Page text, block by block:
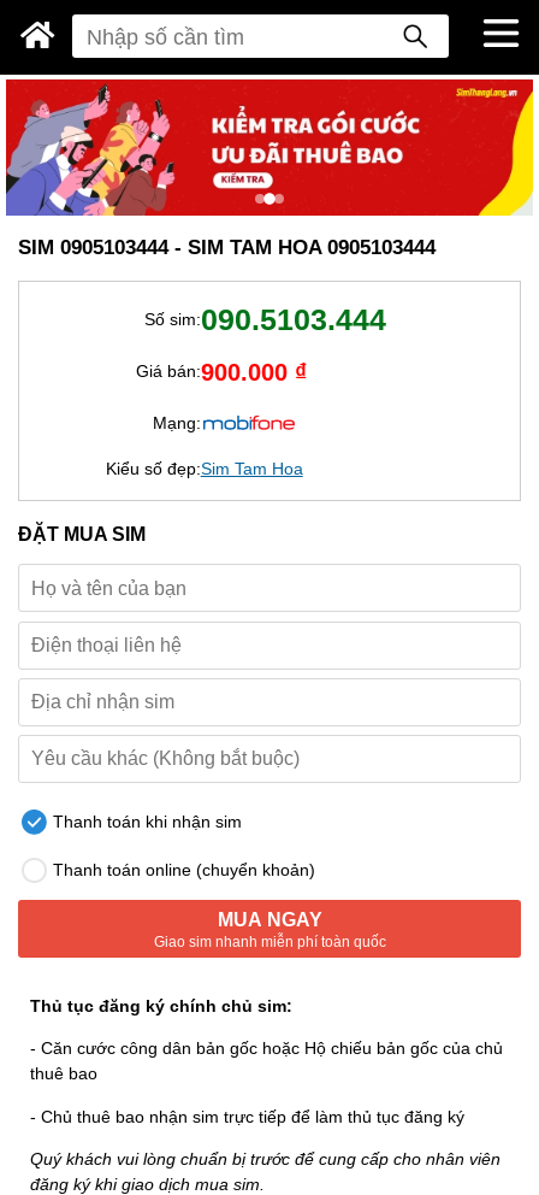
SIM 0905103444 - SIM TAM HOA 0905103444
Số sim:090.5103.444
Giá bán:900.000 ₫
Mạng:
Kiểu số đẹp:Sim Tam Hoa
ĐẶT MUA SIM
Thanh toán khi nhận sim
Thanh toán online (chuyển khoản)
MUA NGAY
Giao sim nhanh miễn phí toàn quốc
Thủ tục đăng ký chính chủ sim:
- Căn cước công dân bản gốc hoặc Hộ chiếu bản gốc của chủ
thuê bao
- Chủ thuê bao nhận sim trực tiếp để làm thủ tục đăng ký
Quý khách vui lòng chuẩn bị trước để cung cấp cho nhân viên
đăng ký khi giao dịch mua sim.